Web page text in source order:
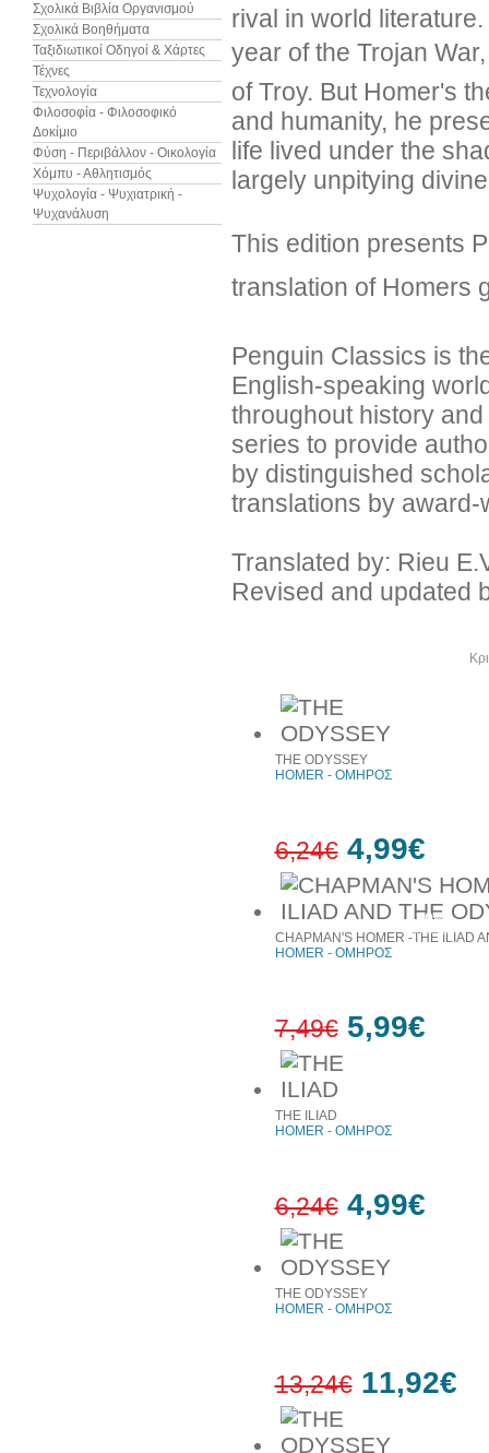
Σχολικά Βιβλία Οργανισμού
Σχολικά Βοηθήματα
Ταξιδιωτικοί Οδηγοί & Χάρτες
Τέχνες
Τεχνολογία
Φιλοσοφία - Φιλοσοφικό
Δοκίμιο
Φύση - Περιβάλλον - Οικολογία
Χόμπυ - Αθλητισμός
Ψυχολογία - Ψυχιατρική -
Ψυχανάλυση
rival in world
year of the Trojan
of Troy. But Homer's
and humanity, he
life lived under the
largely unpitying
This edition presents
translation of Homers
Penguin Classics is
English-speaking
throughout history
series to provide
by distinguished
translations by
Translated by: Rieu
Revised and updated
20%
έκπτωση
THE ODYSSEY
HOMER - ΟΜΗΡΟΣ
6,24€ 4,99€
CHAPMAN'S HOMER -THE ILIAD
HOMER - ΟΜΗΡΟΣ
7,49€ 5,99€
THE ILIAD
HOMER - ΟΜΗΡΟΣ
6,24€ 4,99€
THE ODYSSEY
HOMER - ΟΜΗΡΟΣ
13,24€ 11,92€